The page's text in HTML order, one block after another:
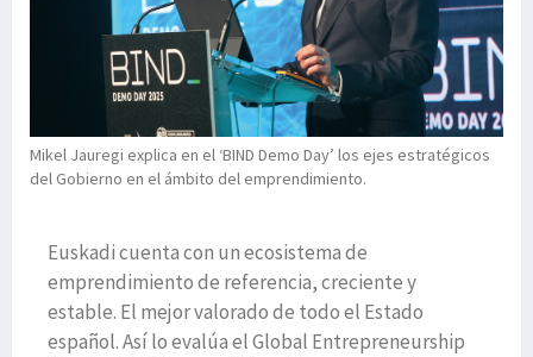
Mikel Jauregi explica en el ‘BIND Demo Day’ los ejes estratégicos
del Gobierno en el ámbito del emprendimiento.
Euskadi cuenta con un ecosistema de
emprendimiento de referencia, creciente y
estable. El mejor valorado de todo el Estado
español. Así lo evalúa el Global Entrepreneurship